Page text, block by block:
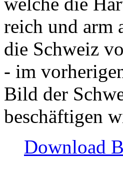
reich und arm
die Schweiz
- im
Bild der
beschäftigen
Download